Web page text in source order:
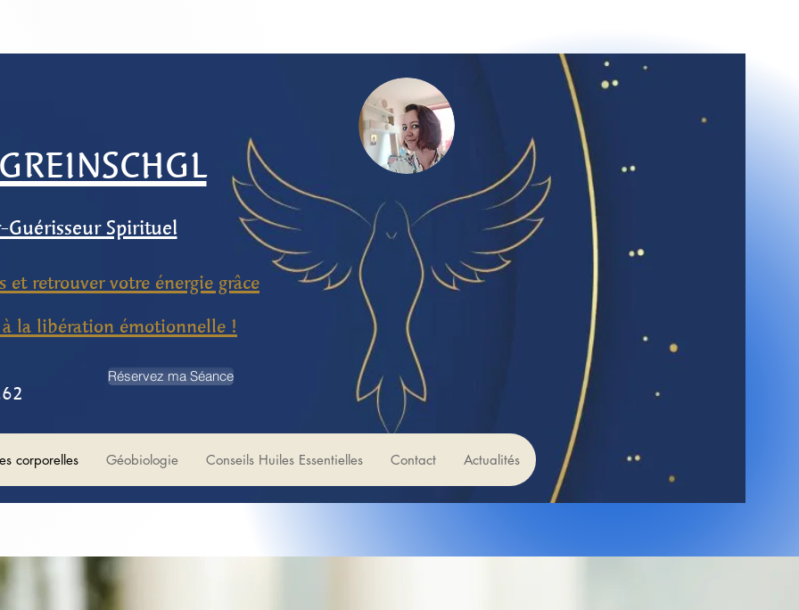
Spirituel
et retrouver votre énergie grâce
la libération émotionnelle !
Réservez ma Séance
corporelles Géobiologie Conseils Huiles Essentielles Contact Actualités